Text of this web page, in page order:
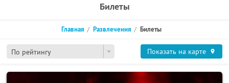
Билеты
По рейтингу
Главная Развлечения Билеты
Показать на карте